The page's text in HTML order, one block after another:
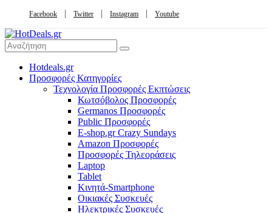
Facebook Twitter Instagram Youtube
Hotdeals.gr
Προσφορές Κατηγορίες
Τεχνολογία Προσφορές Εκπτώσεις
Κωτσόβολος Προσφορές
Germanos Προσφορές
Public Προσφορές
E-shop.gr Crazy Sundays
Amazon Προσφορές
Προσφορές Τηλεοράσεις
Laptop
Tablet
Κινητά-Smartphone
Οικιακές Συσκευές
Hλεκτρικές Συσκευές